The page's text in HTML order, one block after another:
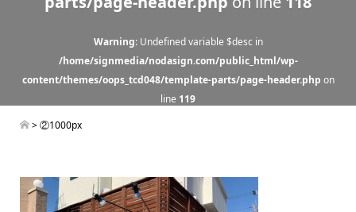
Warning: Undefined variable $desc in
/home/signmedia/nodasign.com/public_html/wp-
content/themes/oops_tcd048/template-parts/page-header.php on
line 119
> ②1000px